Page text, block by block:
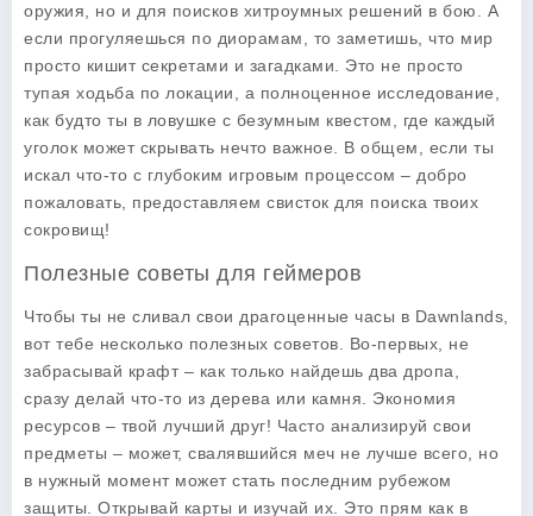
оружия, но и для поисков хитроумных решений в бою. А
если прогуляешься по диорамам, то заметишь, что мир
просто кишит секретами и загадками. Это не просто
тупая ходьба по локации, а полноценное исследование,
как будто ты в ловушке с безумным квестом, где каждый
уголок может скрывать нечто важное. В общем, если ты
искал что-то с глубоким игровым процессом – добро
пожаловать, предоставляем свисток для поиска твоих
сокровищ!
Полезные советы для геймеров
Чтобы ты не сливал свои драгоценные часы в Dawnlands,
вот тебе несколько полезных советов. Во-первых, не
забрасывай крафт – как только найдешь два дропа,
сразу делай что-то из дерева или камня. Экономия
ресурсов – твой лучший друг! Часто анализируй свои
предметы – может, свалявшийся меч не лучше всего, но
в нужный момент может стать последним рубежом
защиты. Открывай карты и изучай их. Это прям как в